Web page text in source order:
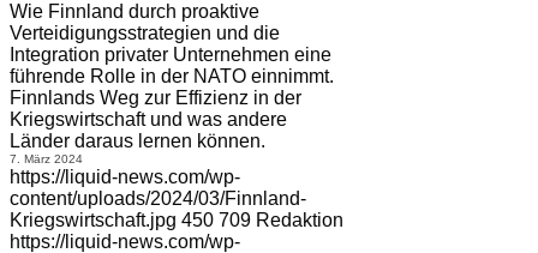
Wie Finnland durch proaktive
Verteidigungsstrategien und die
Integration privater Unternehmen eine
führende Rolle in der NATO einnimmt.
Finnlands Weg zur Effizienz in der
Kriegswirtschaft und was andere
Länder daraus lernen können.
7. März 2024
https://liquid-news.com/wp-
content/uploads/2024/03/Finnland-
Kriegswirtschaft.jpg 450 709 Redaktion
https://liquid-news.com/wp-